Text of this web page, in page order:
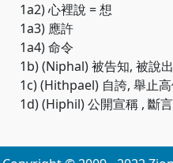
1a2) 心裡說 = 想
1a3) 應許
1a4) 命令
1b) (Niphal) 被告知, 被說
1c) (Hithpael) 自誇, 舉止
1d) (Hiphil) 公開宣稱 , 斷